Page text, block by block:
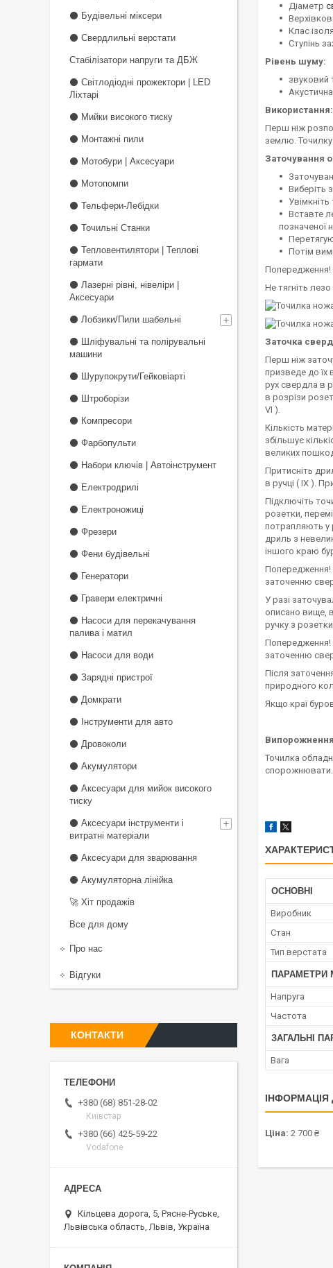
Діаметр
Клас
Ступінь
Рівень шуму:
звуковий
Використання:
Перш ніж
землю.
Заточування
Виберіть
Вставте
позначеної
Потім
Попередження!
Не тягніть
Заточка
Перш ніж
призведе до їх
рух свердла в
в розрізи
VI ).
Кількість
збільшує
великих
Притисніть
в ручці ( IX ).
Підключіть
розетки,
потрапляють у
дриль з
іншого краю
Попередження!
заточенню
У разі
описано вище,
ручку з
Попередження!
заточенню
Після
природного
Якщо краї
Випорожнення
Точилка
спорожнювати.
ОСНОВНІ
Виробник
Стан
Тип верстата
ПАРАМЕТРИ
Напруга
Частота
ЗАГАЛЬНІ
Вага
Ціна: 2 700 ₴
⚫ Будівельні міксери
⚫ Свердлильні верстати
Стабілізатори напруги та ДБЖ
⚫ Світлодіодні прожектори | LED
Ліхтарі
⚫ Мийки високого тиску
⚫ Монтажні пили
⚫ Мотобури | Аксесуари
⚫ Мотопомпи
⚫ Тельфери-Лебідки
⚫ Точильні Станки
⚫ Тепловентилятори | Теплові
гармати
⚫ Лазерні рівні, нівеліри |
Аксесуари
⚫ Лобзики/Пили шабельні
⚫ Шліфувальні та полірувальні
машини
⚫ Шурупокрути/Гейковіарті
⚫ Штроборізи
⚫ Компресори
⚫ Фарбопульти
⚫ Набори ключів | Автоінструмент
⚫ Електродрилі
⚫ Електроножиці
⚫ Фрезери
⚫ Фени будівельні
⚫ Генератори
⚫ Гравери електричні
⚫ Насоси для перекачування
палива і матил
⚫ Насоси для води
⚫ Зарядні пристрої
⚫ Домкрати
⚫ Інструменти для авто
⚫ Дровоколи
⚫ Акумулятори
⚫ Аксесуари для мийок високого
тиску
⚫ Аксесуари інструменти і
витратні матеріали
⚫ Аксесуари для зварювання
⚫ Акумуляторна лінійка
🚀 Хіт продажів
Все для дому
Про нас
Відгуки
КОНТАКТИ
+380 (68) 851-28-02
Київстар
+380 (66) 425-59-22
Vodafone
Кільцева дорога, 5, Рясне-Руське,
Львівська область, Львів, Україна